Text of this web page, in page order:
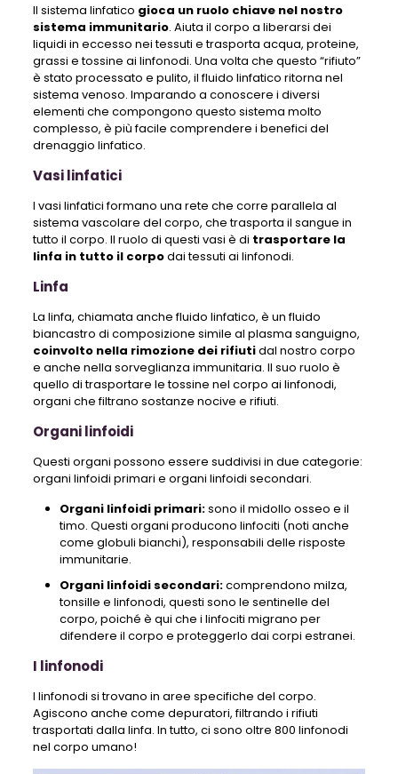
Il sistema linfatico gioca un ruolo chiave nel nostro
sistema immunitario. Aiuta il corpo a liberarsi dei
liquidi in eccesso nei tessuti e trasporta acqua, proteine,
grassi e tossine ai linfonodi. Una volta che questo “rifiuto”
è stato processato e pulito, il fluido linfatico ritorna nel
sistema venoso. Imparando a conoscere i diversi
elementi che compongono questo sistema molto
complesso, è più facile comprendere i benefici del
drenaggio linfatico.
Vasi linfatici
I vasi linfatici formano una rete che corre parallela al
sistema vascolare del corpo, che trasporta il sangue in
tutto il corpo. Il ruolo di questi vasi è di trasportare la
linfa in tutto il corpodai tessuti ai linfonodi.
Linfa
La linfa, chiamata anche fluido linfatico, è un fluido
biancastro di composizione simile al plasma sanguigno,
coinvolto nella rimozione dei rifiutidal nostro corpo
e anche nella sorveglianza immunitaria. Il suo ruolo è
quello di trasportare le tossine nel corpo ai linfonodi,
organi che filtrano sostanze nocive e rifiuti.
Organi linfoidi
Questi organi possono essere suddivisi in due categorie:
organi linfoidi primari e organi linfoidi secondari.
Organi linfoidi primari:sono il midollo osseo e il
timo. Questi organi producono linfociti (noti anche
come globuli bianchi), responsabili delle risposte
immunitarie.
Organi linfoidi secondari:comprendono milza,
tonsille e linfonodi, questi sono le sentinelle del
corpo, poiché è qui che i linfociti migrano per
difendere il corpo e proteggerlo dai corpi estranei.
I linfonodi
I linfonodi si trovano in aree specifiche del corpo.
Agiscono anche come depuratori, filtrando i rifiuti
trasportati dalla linfa. In tutto, ci sono oltre 800 linfonodi
nel corpo umano!